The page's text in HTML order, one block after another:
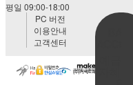
평일 09:00-18:00
PC 버전
이용안내
고객센터